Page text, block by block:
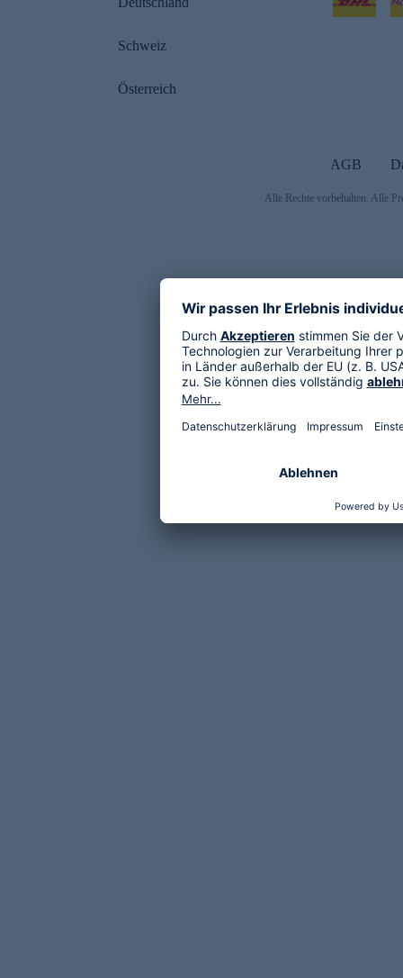
Schweiz
Österreich
AGB
Alle Rechte vorbehalten. Alle